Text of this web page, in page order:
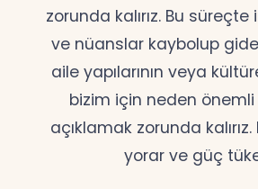
zorunda kalırız. Bu
ve nüanslar kaybolup
aile yapılarının veya
bizim için neden
açıklamak zorunda
yorar ve güç